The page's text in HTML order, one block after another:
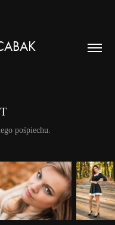
pośpiechu.